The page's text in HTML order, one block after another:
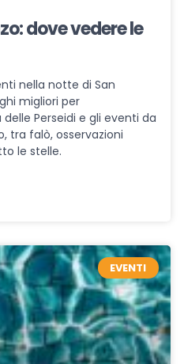
dove vedere le
nella notte di San
migliori per
delle Perseidi e gli eventi da
tra falò, osservazioni
le stelle.
EVENTI